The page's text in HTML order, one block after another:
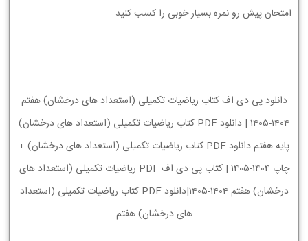
امتحان پیش رو نمره بسیار خوبی را کسب کنید.
دانلود پی دی اف کتاب ریاضیات تکمیلی (استعداد های درخشان) هفتم
1404-1405 | دانلود PDF کتاب ریاضیات تکمیلی (استعداد های درخشان)
پایه هفتم دانلود PDF کتاب ریاضیات تکمیلی (استعداد های درخشان) +
چاپ 1404-1405 | کتاب پی دی اف PDF ریاضیات تکمیلی (استعداد های
درخشان) هفتم 1404-1405|دانلود PDF کتاب ریاضیات تکمیلی (استعداد
های درخشان) هفتم